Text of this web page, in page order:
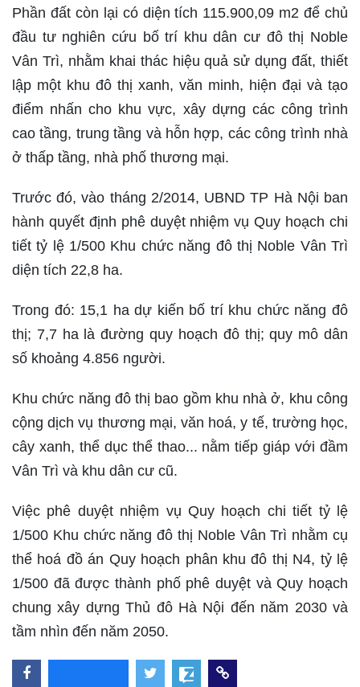
Phần đất còn lại có diện tích 115.900,09 m2 để chủ
đầu tư nghiên cứu bố trí khu dân cư đô thị Noble
Vân Trì, nhằm khai thác hiệu quả sử dụng đất, thiết
lập một khu đô thị xanh, văn minh, hiện đại và tạo
điểm nhấn cho khu vực, xây dựng các công trình
cao tầng, trung tầng và hỗn hợp, các công trình nhà
ở thấp tầng, nhà phố thương mại.
Trước đó, vào tháng 2/2014, UBND TP Hà Nội ban
hành quyết định phê duyệt nhiệm vụ Quy hoạch chi
tiết tỷ lệ 1/500 Khu chức năng đô thị Noble Vân Trì
diện tích 22,8 ha.
Trong đó: 15,1 ha dự kiến bố trí khu chức năng đô
thị; 7,7 ha là đường quy hoạch đô thị; quy mô dân
số khoảng 4.856 người.
Khu chức năng đô thị bao gồm khu nhà ở, khu công
cộng dịch vụ thương mại, văn hoá, y tế, trường học,
cây xanh, thể dục thể thao... nằm tiếp giáp với đầm
Vân Trì và khu dân cư cũ.
Việc phê duyệt nhiệm vụ Quy hoạch chi tiết tỷ lệ
1/500 Khu chức năng đô thị Noble Vân Trì nhằm cụ
thể hoá đồ án Quy hoạch phân khu đô thị N4, tỷ lệ
1/500 đã được thành phố phê duyệt và Quy hoạch
chung xây dựng Thủ đô Hà Nội đến năm 2030 và
tầm nhìn đến năm 2050.